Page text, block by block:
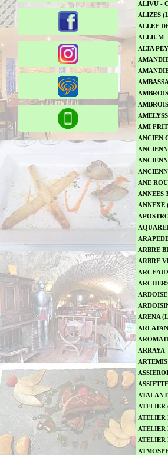
ALIVU -
ALIZES
ALLEE
ALLIUM -
ALTA
AMI
ANCIEN
ANE
ANNEES
ANNEXE
ARBRE
ARBRE
ARENA
ARRAYA
ATELIER
ATELIER
ATELIER
ATELIER